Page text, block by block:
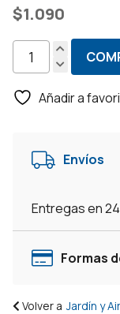
$1.090
Colchón
Dos
Inflador
Añadir a
Envíos
Entregas en
Formas
Volver a Jardín y